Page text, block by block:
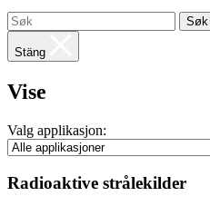
Søk
Stäng
Vise
Valg applikasjon:
Radioaktive strålekilder